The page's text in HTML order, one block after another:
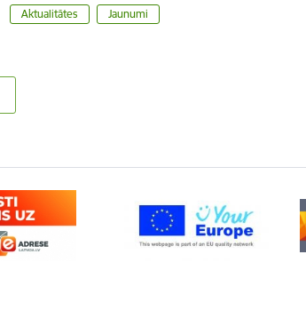
Aktualitātes Jaunumi